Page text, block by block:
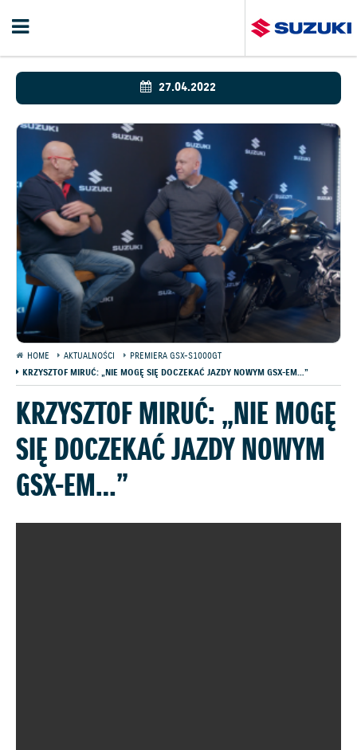
27.04.2022
HOME AKTUALNOŚCI
PREMIERA GSX-S1000GT
KRZYSZTOF MIRUĆ: „NIE MOGĘ SIĘ DOCZEKAĆ JAZDY NOWYM GSX-EM…”
KRZYSZTOF MIRUĆ: „NIE MOGĘ
SIĘ DOCZEKAĆ JAZDY NOWYM
GSX-EM…”